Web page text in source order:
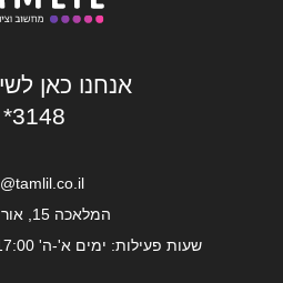
אנחנו כאן
*3148
המלאכה 15, אור יהודה
שעות פעילות: ימים א'-ה' 08:00-17:00 (יום ו' סגור)